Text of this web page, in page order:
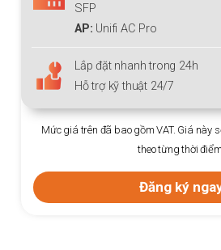
SFP
AP: Unifi AC Pro
Lắp đặt nhanh trong 24h
Hỗ trợ kỹ thuật 24/7
Mức giá trên đã bao gồm VAT. Giá này
theo từng thời điểm.
Đăng ký